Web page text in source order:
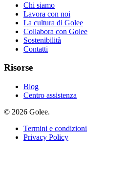
Chi siamo
Lavora con noi
La cultura di Golee
Collabora con Golee
Sostenibilità
Contatti
Risorse
Blog
Centro assistenza
© 2026 Golee.
Termini e condizioni
Privacy Policy